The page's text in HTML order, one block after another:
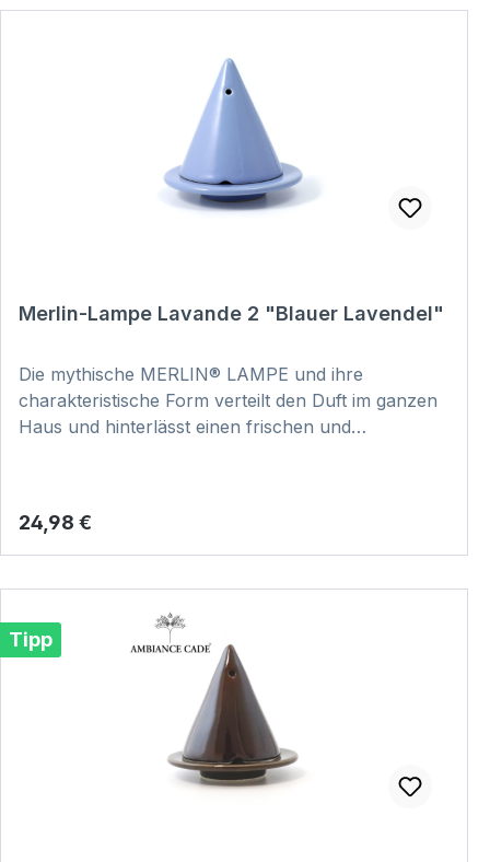
Merlin-Lampe Lavande 2 "Blauer Lavendel"
Die mythische MERLIN® LAMPE und ihre
charakteristische Form verteilt den Duft im ganzen
Haus und hinterlässt einen frischen und
VIDEO
Regulärer Preis:
24,98 €
Tipp